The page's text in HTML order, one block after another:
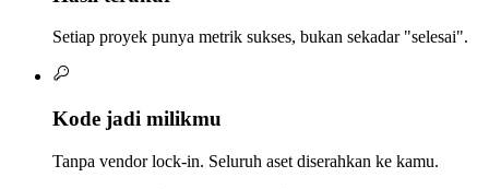
Setiap proyek punya metrik sukses, bukan sekadar "selesai".
Kode jadi milikmu
Tanpa vendor lock-in. Seluruh aset diserahkan ke kamu.